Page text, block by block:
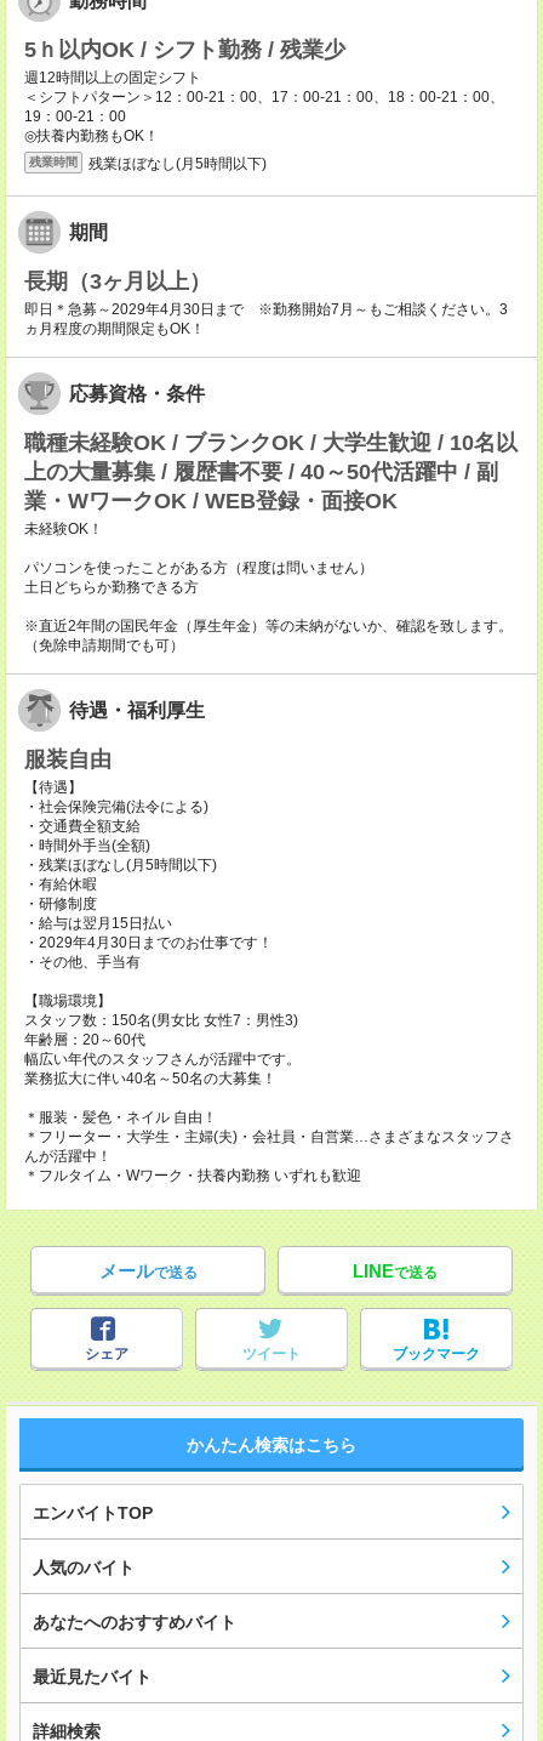
5ｈ以内OK / シフト勤務 / 残業少
週12時間以上の固定シフト
＜シフトパターン＞12：00-21：00、17：00-21：00、18：00-21：00、
19：00-21：00
◎扶養内勤務もOK！
残業時間 残業ほぼなし(月5時間以下)
期間
長期（3ヶ月以上）
即日＊急募～2029年4月30日まで ※勤務開始7月～もご相談ください。3
ヵ月程度の期間限定もOK！
応募資格・条件
職種未経験OK / ブランクOK / 大学生歓迎 / 10名以
上の大量募集 / 履歴書不要 / 40～50代活躍中 / 副
業・WワークOK / WEB登録・面接OK
未経験OK！
パソコンを使ったことがある方（程度は問いません）
土日どちらか勤務できる方
※直近2年間の国民年金（厚生年金）等の未納がないか、確認を致します。
（免除申請期間でも可）
待遇・福利厚生
服装自由
【待遇】
・社会保険完備(法令による)
・交通費全額支給
・時間外手当(全額)
・残業ほぼなし(月5時間以下)
・有給休暇
・研修制度
・給与は翌月15日払い
・2029年4月30日までのお仕事です！
・その他、手当有
【職場環境】
スタッフ数：150名(男女比 女性7：男性3)
年齢層：20～60代
幅広い年代のスタッフさんが活躍中です。
業務拡大に伴い40名～50名の大募集！
＊服装・髪色・ネイル 自由！
＊フリーター・大学生・主婦(夫)・会社員・自営業…さまざまなスタッフさ
んが活躍中！
＊フルタイム・Wワーク・扶養内勤務 いずれも歓迎
メールで送る LINEで送る
シェア ツイート ブックマーク
かんたん検索はこちら
エンバイトTOP
人気のバイト
あなたへのおすすめバイト
最近見たバイト
詳細検索